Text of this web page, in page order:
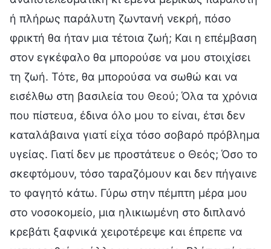
ή πλήρως παράλυτη ζωντανή νεκρή, πόσο
φρικτή θα ήταν μια τέτοια ζωή; Και η επέμβαση
στον εγκέφαλο θα μπορούσε να μου στοιχίσει
τη ζωή. Τότε, θα μπορούσα να σωθώ και να
εισέλθω στη βασιλεία του Θεού; Όλα τα χρόνια
που πίστευα, έδινα όλο μου το είναι, έτσι δεν
καταλάβαινα γιατί είχα τόσο σοβαρό πρόβλημα
υγείας. Γιατί δεν με προστάτευε ο Θεός; Όσο το
σκεφτόμουν, τόσο ταραζόμουν και δεν πήγαινε
το φαγητό κάτω. Γύρω στην πέμπτη μέρα μου
στο νοσοκομείο, μια ηλικιωμένη στο διπλανό
κρεβάτι ξαφνικά χειροτέρεψε και έπρεπε να